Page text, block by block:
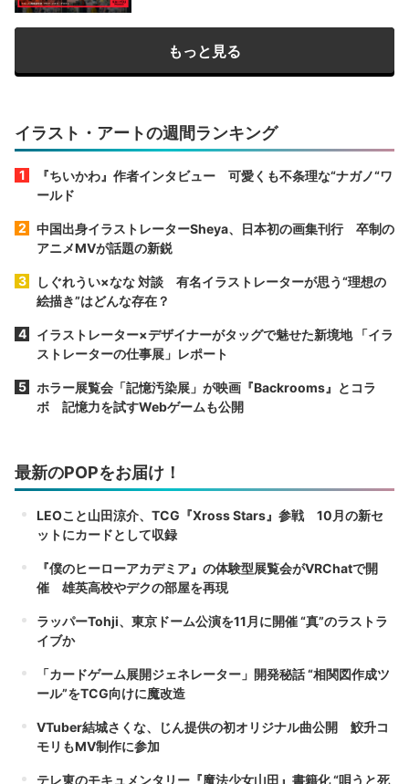
もっと見る
イラスト・アートの週間ランキング
『ちいかわ』作者インタビュー 可愛くも不条理な“ナガノ“ワ
ールド
中国出身イラストレーターSheya、日本初の画集刊行 卒制の
アニメMVが話題の新鋭
しぐれうい×なな 対談 有名イラストレーターが思う“理想の
絵描き”はどんな存在？
イラストレーター×デザイナーがタッグで魅せた新境地 「イラ
ストレーターの仕事展」レポート
ホラー展覧会「記憶汚染展」が映画『Backrooms』とコラ
ボ 記憶力を試すWebゲームも公開
最新のPOPをお届け！
LEOこと山田涼介、TCG『Xross Stars』参戦 10月の新セ
ットにカードとして収録
『僕のヒーローアカデミア』の体験型展覧会がVRChatで開
催 雄英高校やデクの部屋を再現
ラッパーTohji、東京ドーム公演を11月に開催 “真”のラストラ
イブか
「カードゲーム展開ジェネレーター」開発秘話 “相関図作成ツ
ール”をTCG向けに魔改造
VTuber結城さくな、じん提供の初オリジナル曲公開 鮫升コ
モリもMV制作に参加
テレ東のモキュメンタリー『魔法少女山田』書籍化 “唄うと死